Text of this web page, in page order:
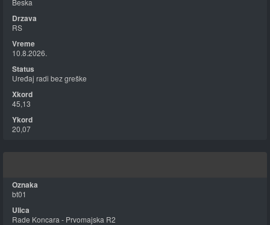
Beska
RS
10.8.2026.
Uređaj radi bez greške
45,13
20,07
bt01
Rade Koncara - Prvomajska R2